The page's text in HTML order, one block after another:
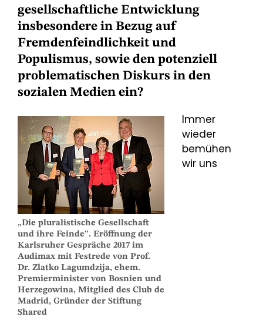
gesellschaftliche Entwicklung
insbesondere in Bezug auf
Fremdenfeindlichkeit und
Populismus, sowie den potenziell
problematischen Diskurs in den
sozialen Medien ein?
„Die pluralistische Gesellschaft
und ihre Feinde“. Eröffnung der
Karlsruher Gespräche 2017 im
Audimax mit Festrede von Prof.
Dr. Zlatko Lagumdzija, ehem.
Premierminister von Bosnien und
Herzegowina, Mitglied des Club de
Madrid, Gründer der Stiftung
Shared
Immer
wieder
bemühen
wir uns